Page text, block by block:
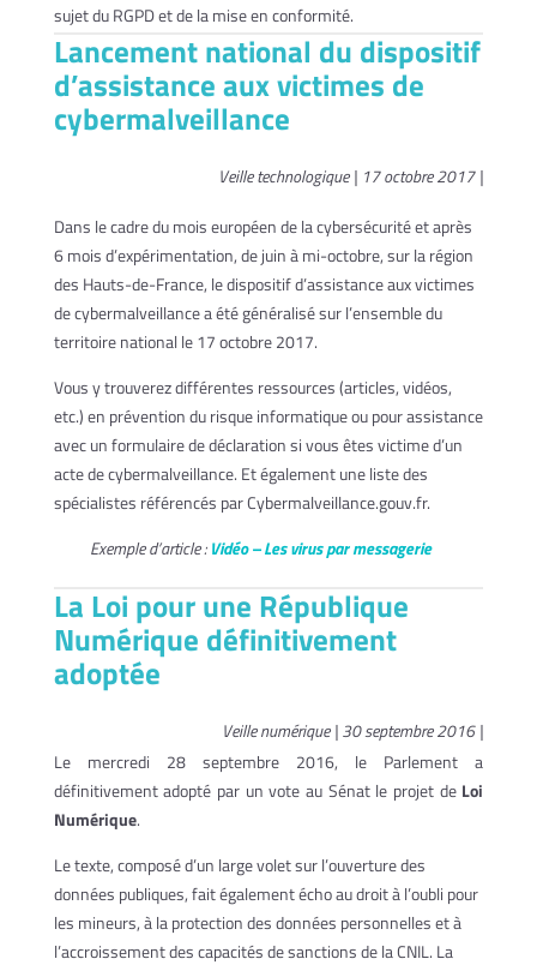
sujet du RGPD et de la mise en conformité.
Lancement national du dispositif
d’assistance aux victimes de
cybermalveillance
Veille technologique | 17 octobre 2017 |
Dans le cadre du mois européen de la cybersécurité et après
6 mois d’expérimentation, de juin à mi-octobre, sur la région
des Hauts-de-France, le dispositif d’assistance aux victimes
de cybermalveillance a été généralisé sur l’ensemble du
territoire national le 17 octobre 2017.
Vous y trouverez différentes ressources (articles, vidéos,
etc.) en prévention du risque informatique ou pour assistance
avec un formulaire de déclaration si vous êtes victime d’un
acte de cybermalveillance. Et également une liste des
spécialistes référencés par Cybermalveillance.gouv.fr.
Exemple d’article :Vidéo – Les virus par messagerie
La Loi pour une République
Numérique définitivement
adoptée
Veille numérique | 30 septembre 2016 |
Le mercredi 28 septembre 2016, le Parlement a
définitivement adopté par un vote au Sénat le projet de Loi
Numérique.
Le texte, composé d’un large volet sur l’ouverture des
données publiques, fait également écho au droit à l’oubli pour
les mineurs, à la protection des données personnelles et à
l’accroissement des capacités de sanctions de la CNIL. La